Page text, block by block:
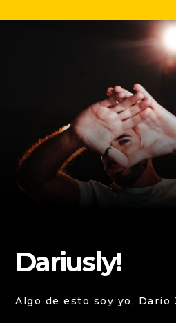
Dariusly!
Algo de esto soy yo, Dario